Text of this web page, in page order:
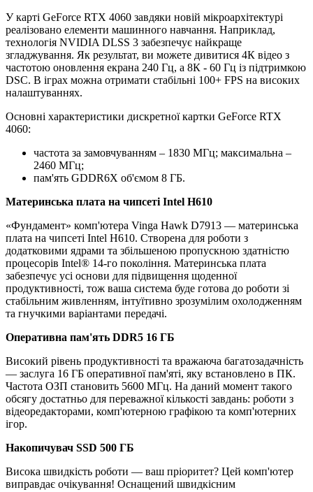
У карті GeForce RTX 4060 завдяки новій мікроархітектурі
реалізовано елементи машинного навчання. Наприклад,
технологія NVIDIA DLSS 3 забезпечує найкраще
згладжування. Як результат, ви можете дивитися 4К відео з
частотою оновлення екрана 240 Гц, а 8К - 60 Гц із підтримкою
DSC. В іграх можна отримати стабільні 100+ FPS на високих
налаштуваннях.
Основні характеристики дискретної картки GeForce RTX
4060:
частота за замовчуванням – 1830 МГц; максимальна –
2460 МГц;
пам'ять GDDR6X об'ємом 8 ГБ.
Материнська плата на чипсеті Intel H610
«Фундамент» комп'ютера Vinga Hawk D7913 — материнська
плата на чипсеті Intel H610. Створена для роботи з
додатковими ядрами та збільшеною пропускною здатністю
процесорів Intel® 14-го покоління. Материнська плата
забезпечує усі основи для підвищення щоденної
продуктивності, тож ваша система буде готова до роботи зі
стабільним живленням, інтуїтивно зрозумілим охолодженням
та гнучкими варіантами передачі.
Оперативна пам'ять DDR5 16 ГБ
Високий рівень продуктивності та вражаюча багатозадачність
— заслуга 16 ГБ оперативної пам'яті, яку встановлено в ПК.
Частота ОЗП становить 5600 МГц. На даний момент такого
обсягу достатньо для переважної кількості завдань: роботи з
відеоредакторами, комп'ютерною графікою та комп'ютерних
ігор.
Накопичувач SSD 500 ГБ
Висока швидкість роботи — ваш пріоритет? Цей комп'ютер
виправдає очікування! Оснащений швидкісним